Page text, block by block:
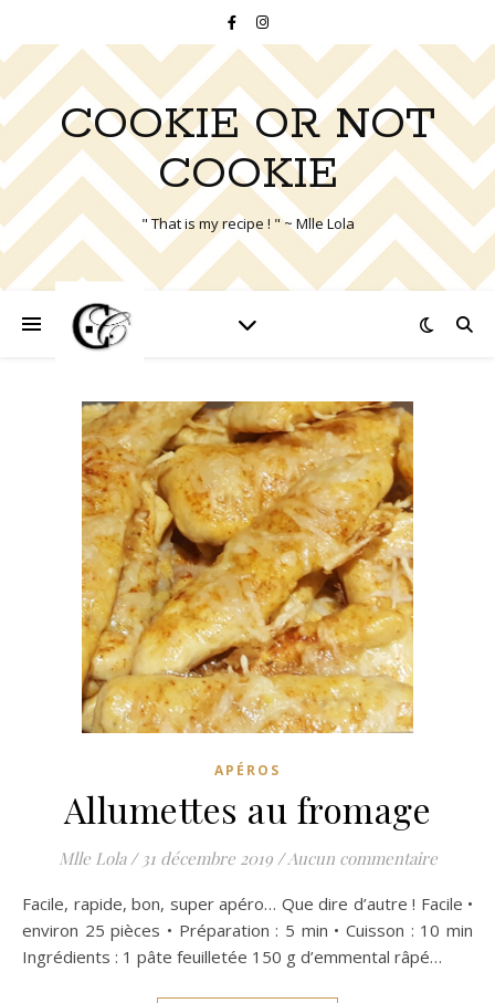
COOKIE OR NOT
COOKIE
" That is my recipe ! " ~ Mlle Lola
APÉROS
Allumettes au fromage
Mlle Lola / 31 décembre 2019 /Aucun commentaire
Facile, rapide, bon, super apéro… Que dire d’autre ! Facile •
environ 25 pièces • Préparation : 5 min • Cuisson : 10 min
Ingrédients : 1 pâte feuilletée 150 g d’emmental râpé…